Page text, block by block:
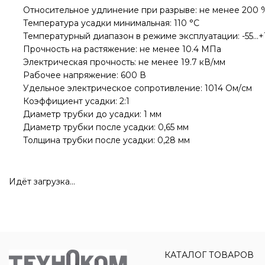
Относительное удлинение при разрыве: не менее 200
Температура усадки минимальная: 110 °С
Температурный диапазон в режиме эксплуатации: -
Прочность на растяжение: не менее 10.4 МПа
Электрическая прочность: не менее 19.7 кВ/мм
Рабочее напряжение: 600 В
Удельное электрическое сопротивление: 1014 Ом/см
Коэффициент усадки: 2:1
Диаметр трубки до усадки: 1 мм
Диаметр трубки после усадки: 0,65 мм
Толщина трубки после усадки: 0,28 мм
Идёт загрузка...
КАТАЛОГ ТОВАРОВ